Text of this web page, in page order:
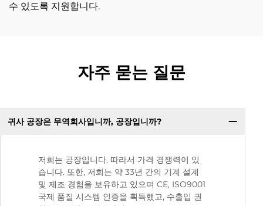
수 있도록 지원합니다.
자주 묻는 질문
귀사 공장은 무역회사입니까, 공장입니까?
저희는 공장입니다. 따라서 가격 경쟁력이 있
습니다. 또한, 저희는 약 33년 간의 기계 설계
및 제조 경험을 보유하고 있으며 CE, ISO9001
국제 품질 시스템 인증을 획득했고, 수출입 권